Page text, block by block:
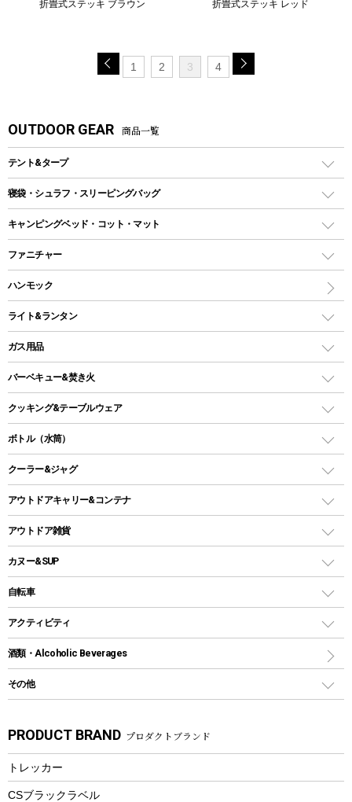
折畳式ステッキ ブラウン
折畳式ステッキ レッド
1 2 3 4
OUTDOOR GEAR 商品一覧
テント&タープ
テント
ツールームテント
ワンポールテント
シェルターテント
ロッジ型・オリジナルテント
タープ
スクエアタープ（レクタタープ）
メッシュタープ
自立式タープ
パラソル
テントアクセサリー
ペグ
グランドシート
ガイドロープ
ツール
寝袋・シュラフ・スリーピングバッグ
レクタングラー型（封筒型）シュラフ
インナーシュラフ
キャンピングベッド・コット・マット
キャンピングベッド・コット
インフレータブルマット
ファニチャー
アウトドアテーブル
レジャーシート
ハンモック
ライト&ランタン
LEDランタン
ガスランタン
オイルランタン
LEDライト
ヘッドライト
キャンドル
ガス用品
ガスバーナー
ガス缶
ガストーチ、ライター
バーベキュー&焚き火
バーベキューコンロ、グリル
焚き火台タイプ（ロースタイル）グリル
卓上タイプグリル
パーティータイプグリル
鉄板、アミ
焚き火台&ストーブ
火起こし
バーベキューツール
クッキング&テーブルウェア
ダッチオーブン
ホットサンドメーカー
クッカーセット
シェラカップ
クッキングツール
ナイフ
カトラリー
マグカップ、カップ
ステンレスボトル
フードボトル
ボトル（水筒）
ステンレスボトル
コップ付きタイプ
ワンタッチタイプ
プラスチックボトル
ディズニーボトル
クーラー&ジャグ
クーラーボックス
クーラーバッグ
ウォータージャグ
保冷剤
アウトドアキャリー&コンテナ
アウトドアキャリー
アウトドア雑貨
バックパック&バッグ
リュック、バックパック
トートバッグ、サコッシュ
ショッピングキャリー
その他アウトドア雑貨
スプレー関係
ツール、他
カヌー&SUP
インフレータブル
カヤック
パドル
ヘルメット
エアーポンプ
アクセサリー
自転車
折りたたみ自転車
スポーツサイクル
シティサイクル
自転車ウェア
アクティビティ
マリン
ラッシュガード
パラソル
フローティングベスト
酒類・Alcoholic Beverages
その他
湯たんぽ
防災用品
PRODUCT BRAND プロダクトブランド
トレッカー
CSブラックラベル